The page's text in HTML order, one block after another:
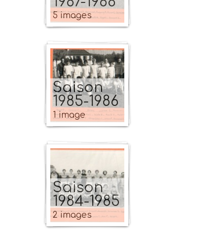
5 images
Saison
1985-1986
1 image
Saison
1984-1985
2 images